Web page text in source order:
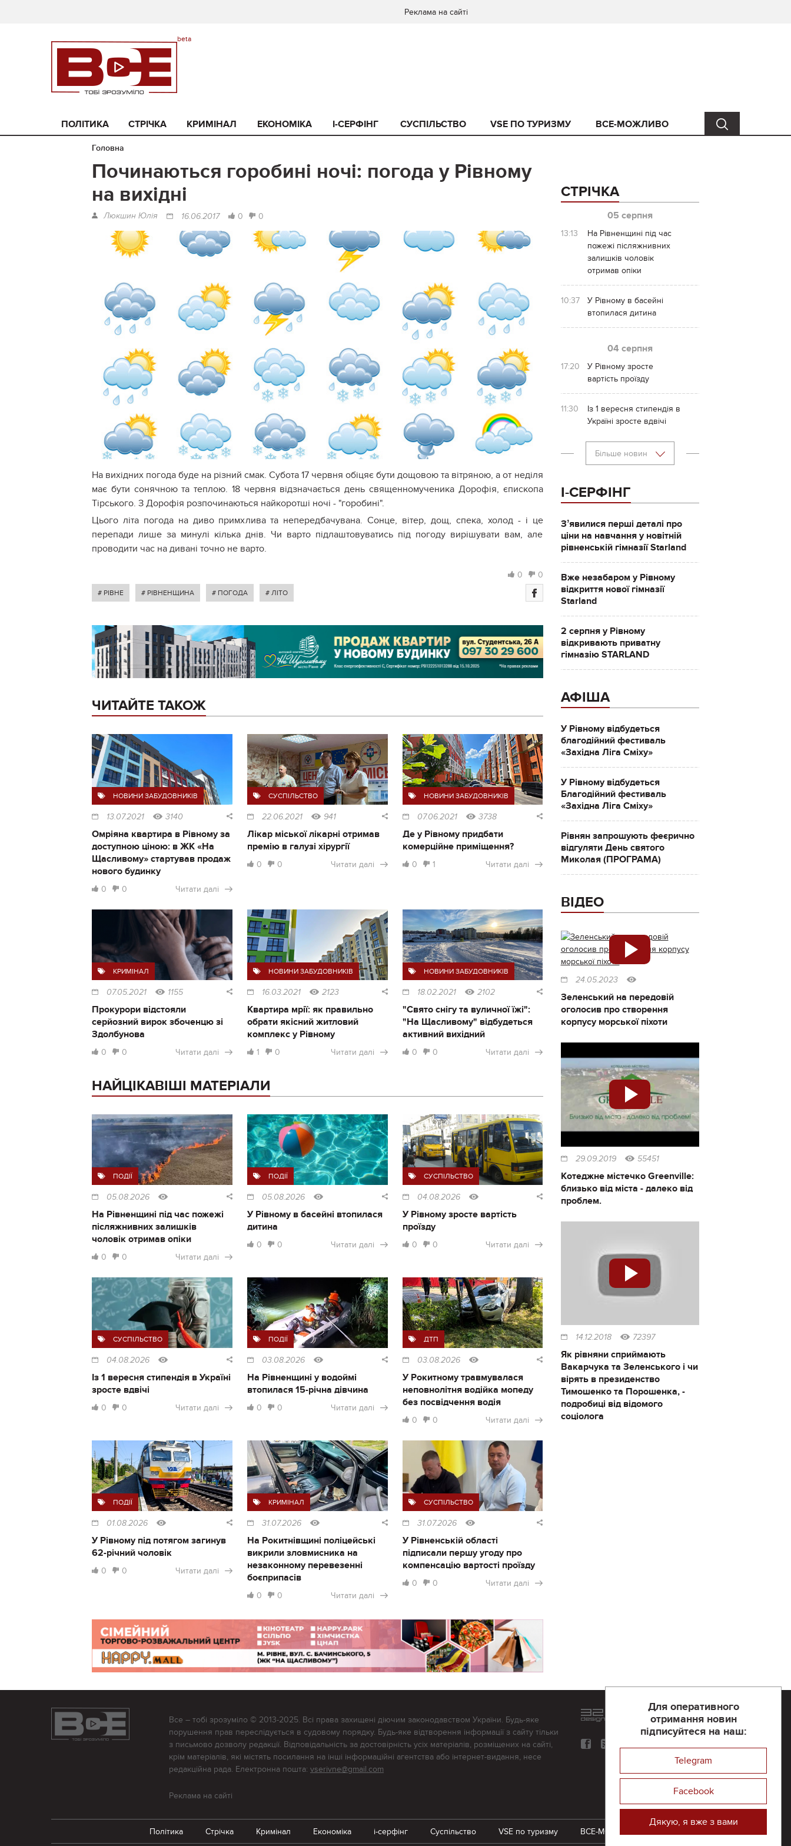
Реклама на сайті
ПОЛІТИКА СТРІЧКА КРИМІНАЛ ЕКОНОМІКА I-СЕРФІНГ СУСПІЛЬСТВО VSE ПО ТУРИЗМУ ВСЕ-МОЖЛИВО
Головна
Починаються горобині ночі: погода у Рівному
на вихідні
Люкшин Юлія 16.06.2017 0 0
На вихідних погода буде на різний смак. Субота 17 червня обіцяє бути дощовою та вітряною, а от неділя
має бути сонячною та теплою. 18 червня відзначається день священномученика Дорофія, єпископа
Тірського. З Дорофія розпочинаються найкоротші ночі - "горобині".
Цього літа погода на диво примхлива та непередбачувана. Сонце, вітер, дощ, спека, холод - і це
перепади лише за минулі кілька днів. Чи варто підлаштовуватись під погоду вирішувати вам, але
проводити час на дивані точно не варто.
0 0
# РІВНЕ # РІВНЕНЩИНА # ПОГОДА # ЛІТО
ЧИТАЙТЕ ТАКОЖ
НОВИНИ ЗАБУДОВНИКІВ
13.07.2021 3140
Омріяна квартира в Рівному за
доступною ціною: в ЖК «На
Щасливому» стартував продаж
нового будинку
0 0 Читати далі
СУСПІЛЬСТВО
22.06.2021 941
Лікар міської лікарні отримав
премію в галузі хірургії
0 0 Читати далі
НОВИНИ ЗАБУДОВНИКІВ
07.06.2021 3738
Де у Рівному придбати
комерційне приміщення?
0 1 Читати далі
КРИМІНАЛ
07.05.2021 1155
Прокурори відстояли
серйозний вирок збоченцю зі
Здолбунова
0 0 Читати далі
НОВИНИ ЗАБУДОВНИКІВ
16.03.2021 2123
Квартира мрії: як правильно
обрати якісний житловий
комплекс у Рівному
1 0 Читати далі
НОВИНИ ЗАБУДОВНИКІВ
18.02.2021 2102
"Свято снігу та вуличної їжі":
"На Щасливому" відбудеться
активний вихідний
0 0 Читати далі
НАЙЦІКАВІШІ МАТЕРІАЛИ
ПОДІЇ
05.08.2026
На Рівненщині під час пожежі
післяжнивних залишків
чоловік отримав опіки
0 0 Читати далі
ПОДІЇ
05.08.2026
У Рівному в басейні втопилася
дитина
0 0 Читати далі
СУСПІЛЬСТВО
04.08.2026
У Рівному зросте вартість
проїзду
0 0 Читати далі
СУСПІЛЬСТВО
04.08.2026
Із 1 вересня стипендія в Україні
зросте вдвічі
0 0 Читати далі
ПОДІЇ
03.08.2026
На Рівненщині у водоймі
втопилася 15-річна дівчина
0 0 Читати далі
ДТП
03.08.2026
У Рокитному травмувалася
неповнолітня водійка мопеду
без посвідчення водія
0 0 Читати далі
ПОДІЇ
01.08.2026
У Рівному під потягом загинув
62-річний чоловік
0 0 Читати далі
КРИМІНАЛ
31.07.2026
На Рокитнівщині поліцейські
викрили зловмисника на
незаконному перевезенні
боєприпасів
0 0 Читати далі
СУСПІЛЬСТВО
31.07.2026
У Рівненській області
підписали першу угоду про
компенсацію вартості проїзду
0 0 Читати далі
СТРІЧКА
05 серпня
13:13
На Рівненщині під час
пожежі післяжнивних
залишків чоловік
отримав опіки
10:37
У Рівному в басейні
втопилася дитина
04 серпня
17:20
У Рівному зросте
вартість проїзду
11:30
Із 1 вересня стипендія в
Україні зросте вдвічі
Більше новин
І-СЕРФІНГ
Зʼявилися перші деталі про
ціни на навчання у новітній
рівненській гімназії Starland
Вже незабаром у Рівному
відкриття нової гімназії
Starland
2 серпня у Рівному
відкривають приватну
гімназію STARLAND
АФІША
У Рівному відбудеться
благодійний фестиваль
«Західна Ліга Сміху»
У Рівному відбудеться
Благодійний фестиваль
«Західна Ліга Сміху»
Рівнян запрошують феєрично
відгуляти День святого
Миколая (ПРОГРАМА)
ВІДЕО
24.05.2023
Зеленський на передовій
оголосив про створення
корпусу морської піхоти
29.09.2019 55451
Котеджне містечко Greenville:
близько від міста - далеко від
проблем.
14.12.2018 72397
Як рівняни сприймають
Вакарчука та Зеленського і чи
вірять в президенство
Тимошенко та Порошенка, -
подробиці від відомого
соціолога
Для оперативного
отримання новин
підписуйтеся на наш:
Telegram
Facebook
Дякую, я вже з вами
Все – тобі зрозуміло © 2013-2025. Всі права захищені діючим законодавством України. Будь-яке
порушення прав переслідується в судовому порядку. Будь-яке відтворення інформації з сайту тільки
з письмово дозволу редакції. Відповідальність за достовірність усіх матеріалів, розміщених на сайті,
крім матеріалів, які містять посилання на інші інформаційні агентства або інтернет-видання, несе
редакційна рада. Електронна пошта: vserivne@gmail.com
Реклама на сайті
Розроблений та підтримується
компанії 32х32
Політика Стрічка Кримінал Економіка i-серфінг Суспільство VSE по туризму ВСЕ-МОЖЛИВО